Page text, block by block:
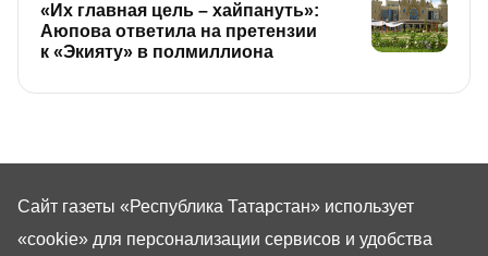
«Их главная цель – хайпануть»:
Аюпова ответила на претензии
к «Экияту» в полмиллиона
Сайт газеты «Республика Татарстан» использует
«cookie» для персонализации сервисов и удобства